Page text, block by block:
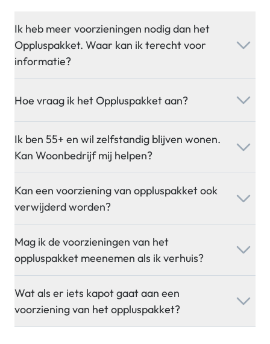
Ik heb meer voorzieningen nodig dan het
Oppluspakket. Waar kan ik terecht voor
informatie?
Hoe vraag ik het Oppluspakket aan?
Ik ben 55+ en wil zelfstandig blijven wonen.
Kan Woonbedrijf mij helpen?
Kan een voorziening van oppluspakket ook
verwijderd worden?
Mag ik de voorzieningen van het
oppluspakket meenemen als ik verhuis?
Wat als er iets kapot gaat aan een
voorziening van het oppluspakket?